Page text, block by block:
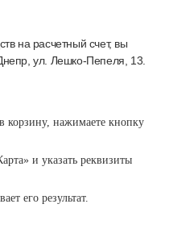
на расчетный счет, вы
ул. Лешко-Пепеля, 13.
корзину, нажимаете кнопку
и указать реквизиты
его результат.